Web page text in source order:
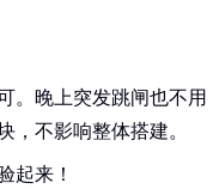
。晚上突发跳闸也不用
不影响整体搭建。
起来！